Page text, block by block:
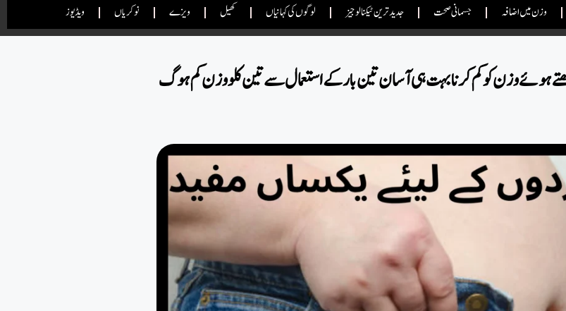
ویڈیوز نوکریاں ویزے کھیل لوگوں کی کہانیاں جدید ترین ٹیکنالوجیز جسمانی صحت وزن میں اضافہ
ہوئے وزن کو کم کرنا بہت ہی آسان تین بار کے استعمال سے تین کلو وزن کم ہوگ